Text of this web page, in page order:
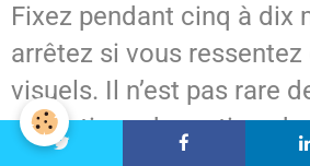
Fixez pendant cinq à dix
arrêtez si vous
visuels. Il n’est pas rare
sensations de vertige,